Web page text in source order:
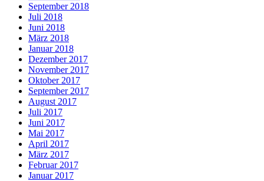
September 2018
Juli 2018
Juni 2018
März 2018
Januar 2018
Dezember 2017
November 2017
Oktober 2017
September 2017
August 2017
Juli 2017
Juni 2017
Mai 2017
April 2017
März 2017
Februar 2017
Januar 2017